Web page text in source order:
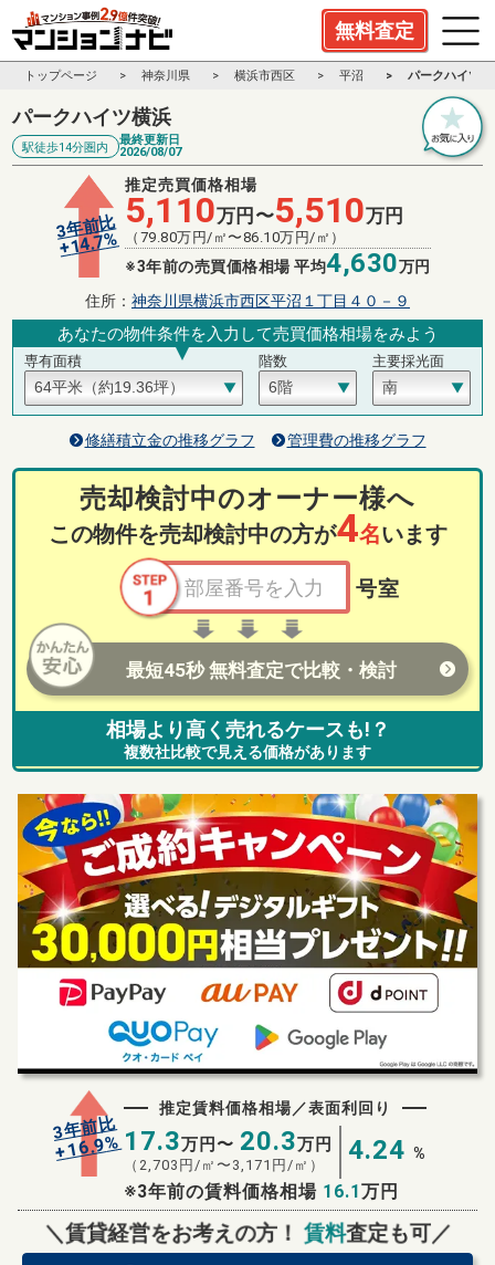
無料査定
トップページ 神奈川県 横浜市西区 平沼 パークハイツ
パークハイツ横浜
駅徒歩14分圏内
最終更新日
2026/08/07
3年前比
+14.7%
推定売買価格相場
5,110万円〜5,510万円
（ 79.80万円/㎡〜86.10万円/㎡）
※3年前の売買価格相場 平均4,630万円
住所： 神奈川県横浜市西区平沼１丁目４０－９
あなたの物件条件を入力して売買価格相場をみよう
専有面積 階数 主要採光面
修繕積立金の推移グラフ 管理費の推移グラフ
売却検討中のオーナー様へ
この物件を売却検討中の方が4名います
号室
最短45秒 無料査定で比較・検討
相場より高く売れるケースも!？
複数社比較で見える価格があります
3年前比
+16.9%
推定賃料価格相場／表面利回り
17.3万円〜 20.3万円
（ 2,703 円/㎡〜 3,171 円/㎡） 4.24 %
※3年前の賃料価格相場 16.1万円
＼賃貸経営をお考えの方！賃料査定も可／
無料査定スタート！